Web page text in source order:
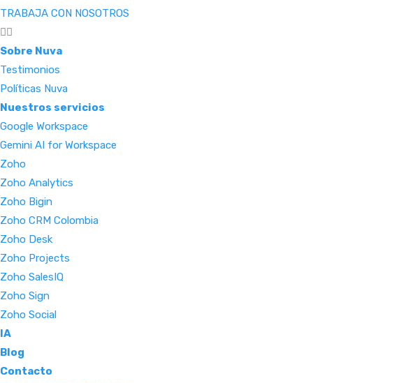
TRABAJA CON NOSOTROS
Sobre Nuva
Testimonios
Políticas Nuva
Nuestros servicios
Google Workspace
Gemini AI for Workspace
Zoho
Zoho Analytics
Zoho Bigin
Zoho CRM Colombia
Zoho Desk
Zoho Projects
Zoho SalesIQ
Zoho Sign
Zoho Social
IA
Blog
Contacto